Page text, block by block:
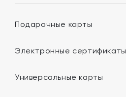
Подарочные карты
Электронные сертификаты
Универсальные карты